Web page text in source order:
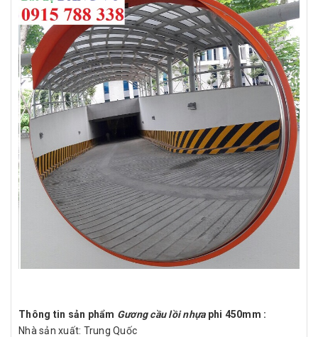
Thông tin sản phẩm Gương cầu lồi nhựaphi 450mm :
Nhà sản xuất: Trung Quốc